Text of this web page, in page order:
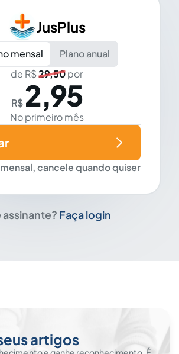
JusPlus
mensal
Plano anual
de R$29,50por
R$ 2,95
No primeiro mês
cancele quando quiser
assinante? Faça login
artigos